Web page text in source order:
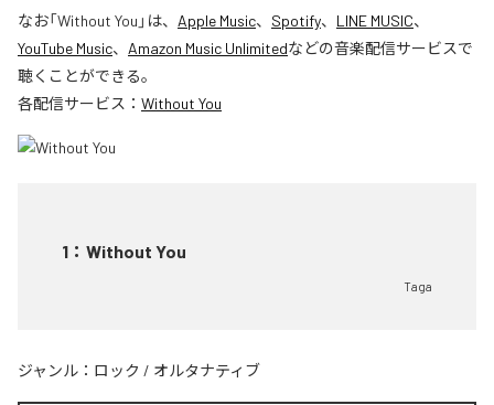
なお「Without You 」は、 Apple Music、 Spotify、 LINE MUSIC、
YouTube Music、 Amazon Music Unlimitedなどの音楽配信サービスで
聴くことができる。
各配信サービス： Without You
1 ： Without You
Taga
ジャンル： ロック / オルタナティブ